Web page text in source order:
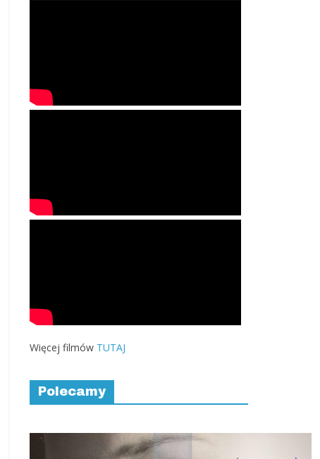
Więcej filmów TUTAJ
Polecamy